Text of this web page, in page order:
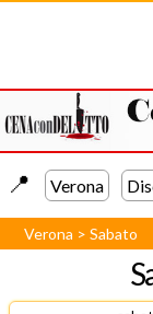
📍️ Verona
Verona >Sabato